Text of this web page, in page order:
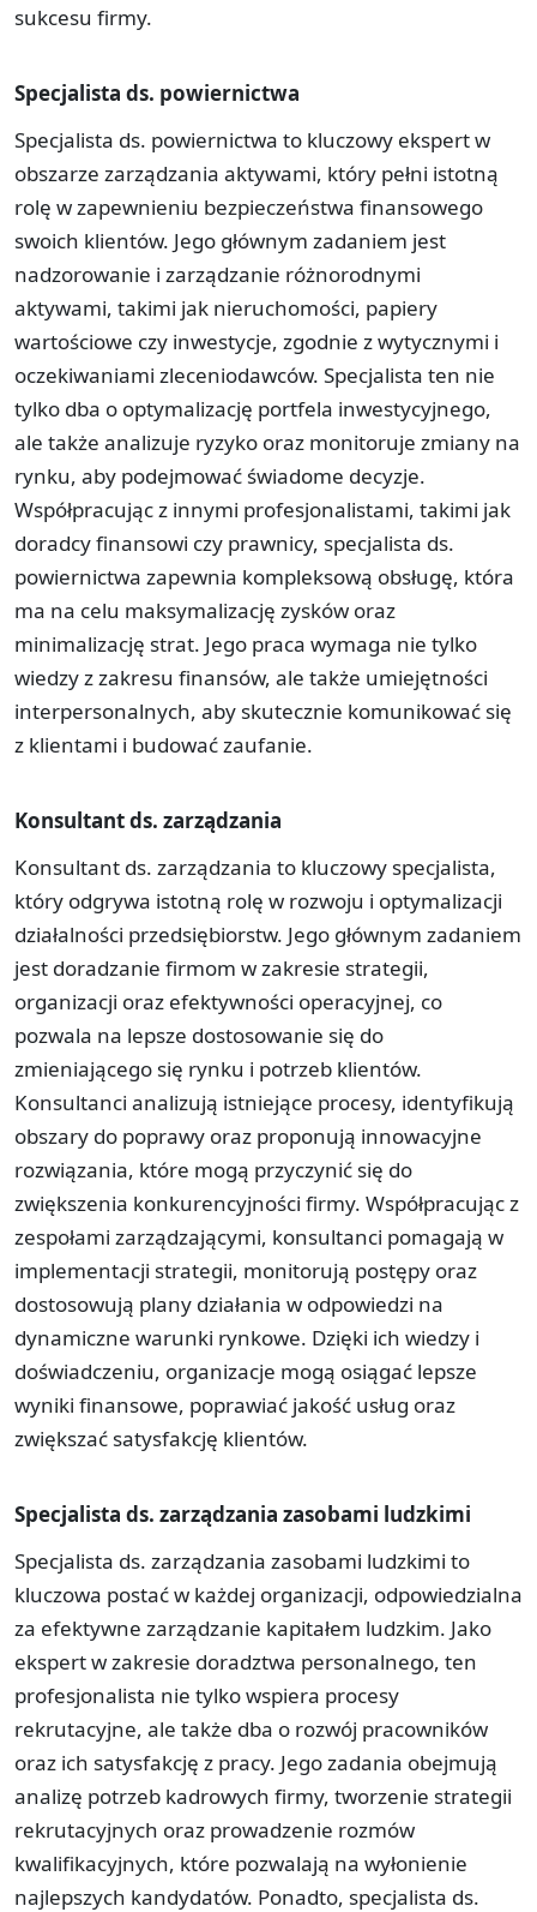
sukcesu firmy.
Specjalista ds. powiernictwa
Specjalista ds. powiernictwa to kluczowy ekspert w
obszarze zarządzania aktywami, który pełni istotną
rolę w zapewnieniu bezpieczeństwa finansowego
swoich klientów. Jego głównym zadaniem jest
nadzorowanie i zarządzanie różnorodnymi
aktywami, takimi jak nieruchomości, papiery
wartościowe czy inwestycje, zgodnie z wytycznymi i
oczekiwaniami zleceniodawców. Specjalista ten nie
tylko dba o optymalizację portfela inwestycyjnego,
ale także analizuje ryzyko oraz monitoruje zmiany na
rynku, aby podejmować świadome decyzje.
Współpracując z innymi profesjonalistami, takimi jak
doradcy finansowi czy prawnicy, specjalista ds.
powiernictwa zapewnia kompleksową obsługę, która
ma na celu maksymalizację zysków oraz
minimalizację strat. Jego praca wymaga nie tylko
wiedzy z zakresu finansów, ale także umiejętności
interpersonalnych, aby skutecznie komunikować się
z klientami i budować zaufanie.
Konsultant ds. zarządzania
Konsultant ds. zarządzania to kluczowy specjalista,
który odgrywa istotną rolę w rozwoju i optymalizacji
działalności przedsiębiorstw. Jego głównym zadaniem
jest doradzanie firmom w zakresie strategii,
organizacji oraz efektywności operacyjnej, co
pozwala na lepsze dostosowanie się do
zmieniającego się rynku i potrzeb klientów.
Konsultanci analizują istniejące procesy, identyfikują
obszary do poprawy oraz proponują innowacyjne
rozwiązania, które mogą przyczynić się do
zwiększenia konkurencyjności firmy. Współpracując z
zespołami zarządzającymi, konsultanci pomagają w
implementacji strategii, monitorują postępy oraz
dostosowują plany działania w odpowiedzi na
dynamiczne warunki rynkowe. Dzięki ich wiedzy i
doświadczeniu, organizacje mogą osiągać lepsze
wyniki finansowe, poprawiać jakość usług oraz
zwiększać satysfakcję klientów.
Specjalista ds. zarządzania zasobami ludzkimi
Specjalista ds. zarządzania zasobami ludzkimi to
kluczowa postać w każdej organizacji, odpowiedzialna
za efektywne zarządzanie kapitałem ludzkim. Jako
ekspert w zakresie doradztwa personalnego, ten
profesjonalista nie tylko wspiera procesy
rekrutacyjne, ale także dba o rozwój pracowników
oraz ich satysfakcję z pracy. Jego zadania obejmują
analizę potrzeb kadrowych firmy, tworzenie strategii
rekrutacyjnych oraz prowadzenie rozmów
kwalifikacyjnych, które pozwalają na wyłonienie
najlepszych kandydatów. Ponadto, specjalista ds.